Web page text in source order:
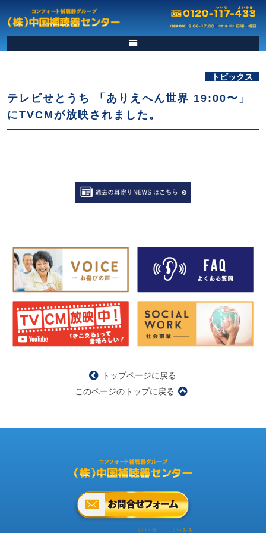
トピックス
テレビせとうち 「ありえへん世界 19:00〜」
にTVCMが放映されました。
トップページに戻る
このページのトップに戻る